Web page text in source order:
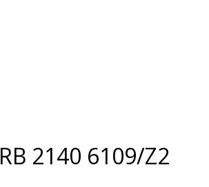
RB 2140 6109/Z2